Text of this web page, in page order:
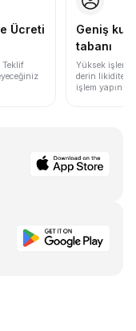
Ücreti
Teklif
Geniş
tabanı
Yüksek işlem
derin likidite
işlem yapın.